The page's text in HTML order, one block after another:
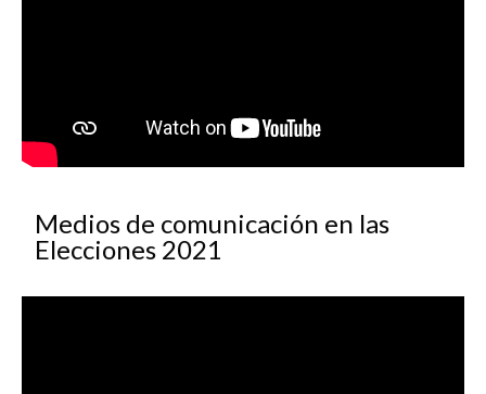
Medios de comunicación en las
Elecciones 2021